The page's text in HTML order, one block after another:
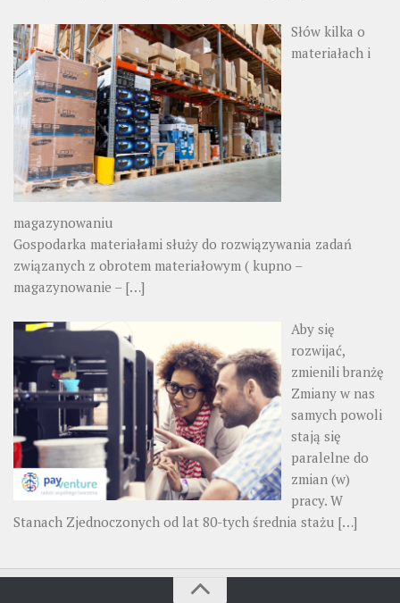
Słów kilka o
materiałach i
magazynowaniu
Gospodarka materiałami służy do rozwiązywania zadań
związanych z obrotem materiałowym ( kupno –
magazynowanie – […]
Aby się
rozwijać,
zmienili branżę
Zmiany w nas
samych powoli
stają się
paralelne do
zmian (w)
pracy. W
Stanach Zjednoczonych od lat 80-tych średnia stażu […]